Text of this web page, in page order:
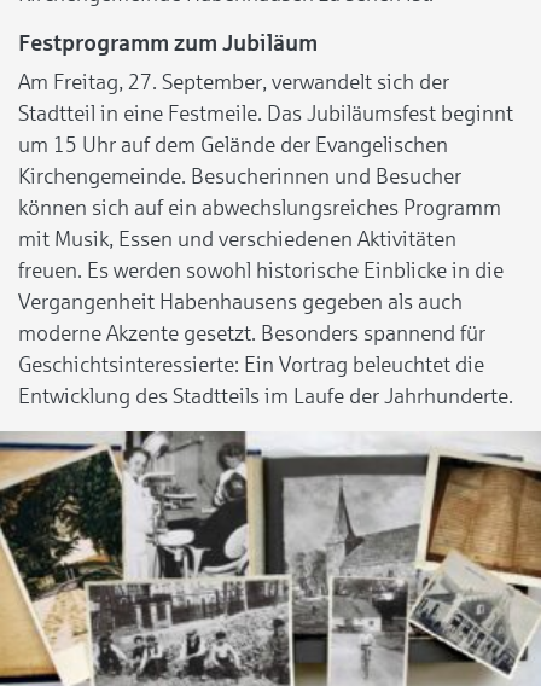
Festprogramm zum Jubiläum
Am Freitag, 27. September, verwandelt sich der
Stadtteil in eine Festmeile. Das Jubiläumsfest beginnt
um 15 Uhr auf dem Gelände der Evangelischen
Kirchengemeinde. Besucherinnen und Besucher
können sich auf ein abwechslungsreiches Programm
mit Musik, Essen und verschiedenen Aktivitäten
freuen. Es werden sowohl historische Einblicke in die
Vergangenheit Habenhausens gegeben als auch
moderne Akzente gesetzt. Besonders spannend für
Geschichtsinteressierte: Ein Vortrag beleuchtet die
Entwicklung des Stadtteils im Laufe der Jahrhunderte.